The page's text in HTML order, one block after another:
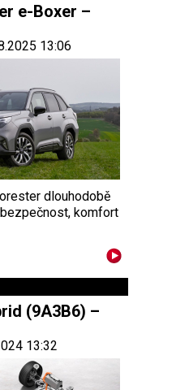
e-Boxer –
13:06
dlouhodobě
komfort
(9A3B6) –
13:32